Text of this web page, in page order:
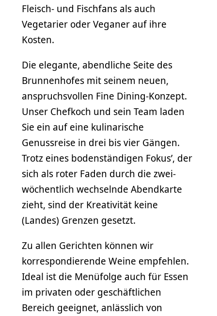
Fleisch- und Fischfans als auch
Vegetarier oder Veganer auf ihre
Kosten.
Die elegante, abendliche Seite des
Brunnenhofes mit seinem neuen,
anspruchsvollen Fine Dining-Konzept.
Unser Chefkoch und sein Team laden
Sie ein auf eine kulinarische
Genussreise in drei bis vier Gängen.
Trotz eines bodenständigen Fokus’, der
sich als roter Faden durch die zwei-
wöchentlich wechselnde Abendkarte
zieht, sind der Kreativität keine
(Landes) Grenzen gesetzt.
Zu allen Gerichten können wir
korrespondierende Weine empfehlen.
Ideal ist die Menüfolge auch für Essen
im privaten oder geschäftlichen
Bereich geeignet, anlässlich von